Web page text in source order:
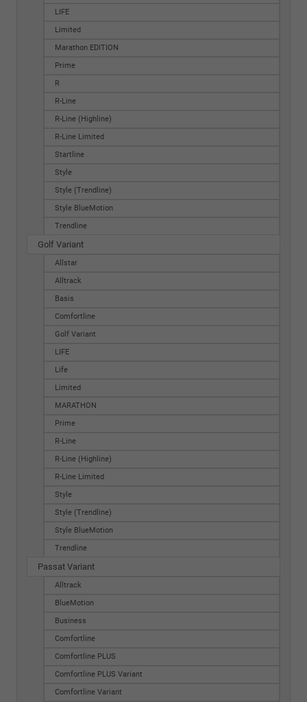
LIFE
Limited
Marathon EDITION
Prime
R
R-Line
R-Line (Highline)
R-Line Limited
Startline
Style
Style (Trendline)
Style BlueMotion
Trendline
Golf Variant
Allstar
Alltrack
Basis
Comfortline
Golf Variant
LIFE
Life
Limited
MARATHON
Prime
R-Line
R-Line (Highline)
R-Line Limited
Style
Style (Trendline)
Style BlueMotion
Trendline
Passat Variant
Alltrack
BlueMotion
Business
Comfortline
Comfortline PLUS
Comfortline PLUS Variant
Comfortline Variant